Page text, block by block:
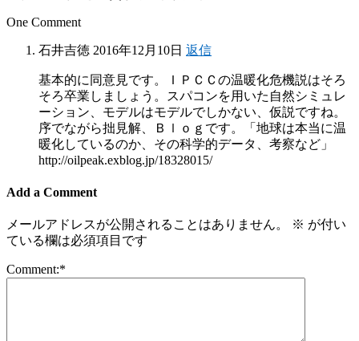
One Comment
石井吉徳 2016年12月10日 返信
基本的に同意見です。ＩＰＣＣの温暖化危機説はそろ
そろ卒業しましょう。スパコンを用いた自然シミュレ
ーション、モデルはモデルでしかない、仮説ですね。
序でながら拙見解、Ｂｌｏｇです。「地球は本当に温
暖化しているのか、その科学的データ、考察など」
http://oilpeak.exblog.jp/18328015/
Add a Comment
メールアドレスが公開されることはありません。 ※ が付い
ている欄は必須項目です
Comment:*